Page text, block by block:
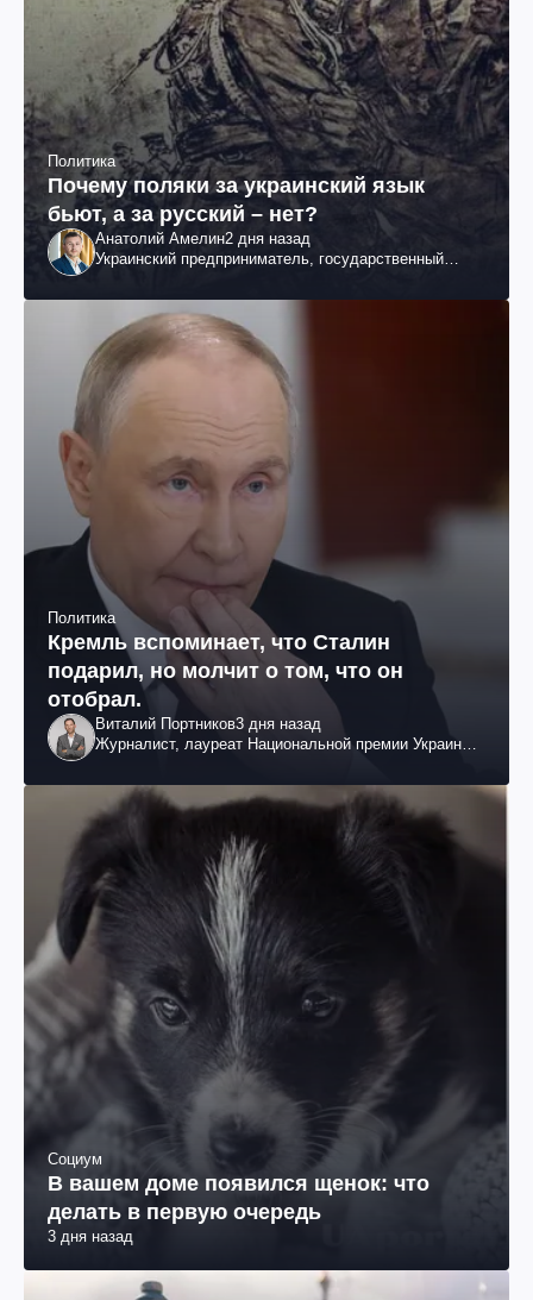
Политика
Почему поляки за украинский язык
бьют, а за русский – нет?
Анатолий Амелин2 дня назад
Украинский предприниматель, государственный
Политика
Кремль вспоминает, что Сталин
подарил, но молчит о том, что он
отобрал.
Виталий Портников3 дня назад
Журналист, лауреат Национальной премии Украины
Социум
В вашем доме появился щенок: что
делать в первую очередь
3 дня назад